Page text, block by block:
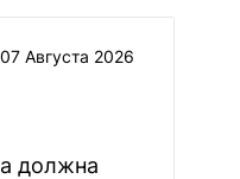
07 Августа 2026
должна